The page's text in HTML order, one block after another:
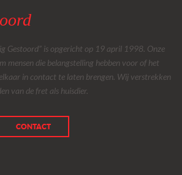
Gestoord” is opgericht op 19 april 1998. Onze
mensen die belangstelling hebben voor of het
in contact te laten brengen. Wij verstrekken
van de fret als huisdier.
CONTACT